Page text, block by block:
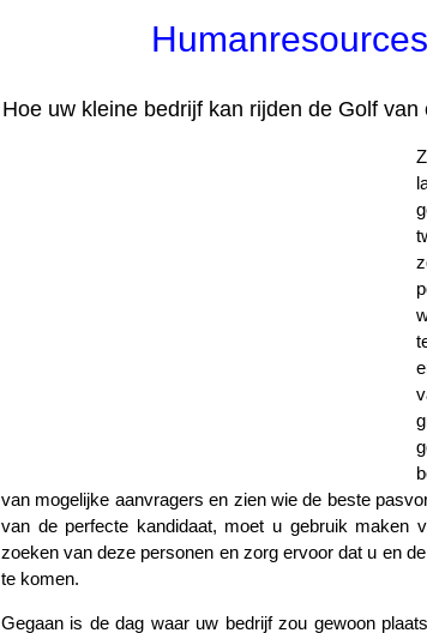
Hoe uw kleine bedrijf kan rijden de Golf van
van mogelijke aanvragers en zien wie de beste
van de perfecte kandidaat, moet u gebruik maken
zoeken van deze personen en zorg ervoor dat u en
te komen.
Gegaan is de dag waar uw bedrijf zou gewoon